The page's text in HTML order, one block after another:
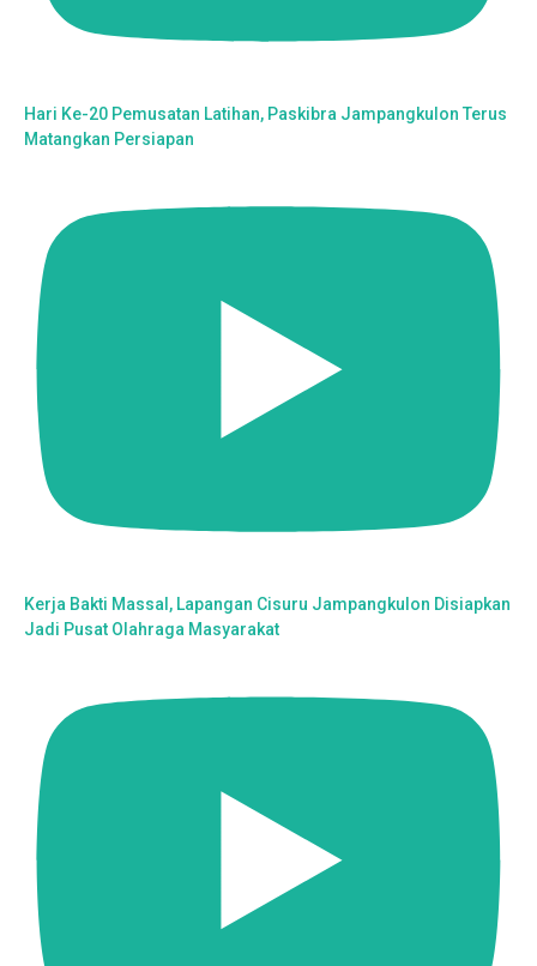
Hari Ke-20 Pemusatan Latihan, Paskibra Jampangkulon Terus
Matangkan Persiapan
Kerja Bakti Massal, Lapangan Cisuru Jampangkulon Disiapkan
Jadi Pusat Olahraga Masyarakat